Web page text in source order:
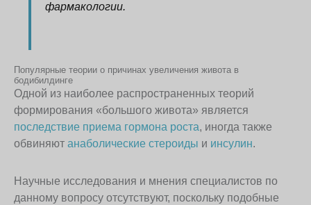
фармакологии.
Популярные теории о причинах увеличения живота в
бодибилдинге
Одной из наиболее распространенных теорий
формирования «большого живота» является
последствие приема гормона роста, иногда также
обвиняют анаболические стероиды и инсулин.
Научные исследования и мнения специалистов по
данному вопросу отсутствуют, поскольку подобные